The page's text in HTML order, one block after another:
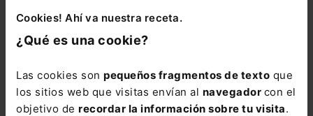
Cookies! Ahí va nuestra receta.
¿Qué es una cookie?
Las cookies son pequeños fragmentos de texto que
los sitios web que visitas envían al navegador con el
objetivo de recordar la información sobre tu visita.
Si todavía no te has suscrito, no pierdas
está oportunidad y adquiere tu acceso
110,00€ 66,00€
COMPRAR